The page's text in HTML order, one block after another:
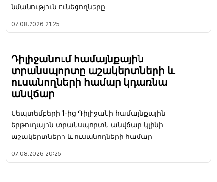
նմանություն ունեցողները
07.08.2026 21:25
Դիլիջանում համայնքային
տրանսպորտը աշակերտների և
ուսանողների համար կդառնա
անվճար
Սեպտեմբերի 1-ից Դիլիջանի համայնքային
երթուղային տրանսպորտն անվճար կլինի
աշակերտների և ուսանողների համար
07.08.2026 20:25